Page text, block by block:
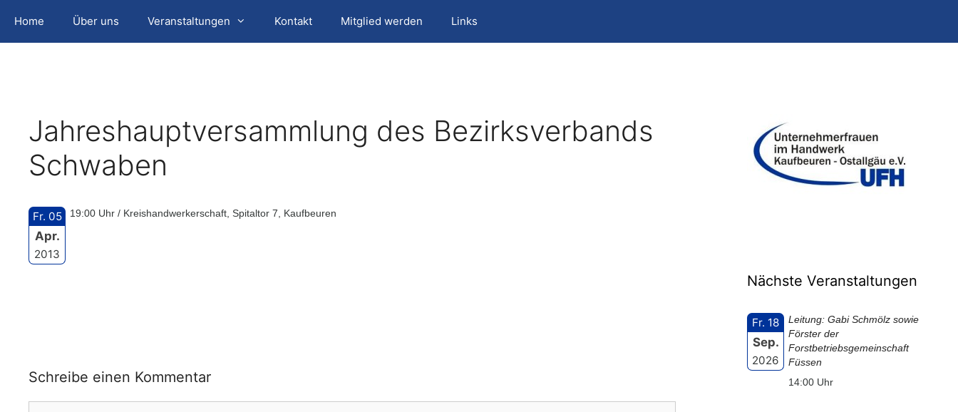
Inhalt
springen
Home Über uns Veranstaltungen Kontakt Mitglied werden Links
Jahreshauptversammlung des Bezirksverbands
Schwaben
Fr. 05
Apr.
2013
19:00 Uhr / Kreishandwerkerschaft, Spitaltor 7, Kaufbeuren
Schreibe einen Kommentar
Nächste Veranstaltungen
Fr. 18
Sep.
2026
Leitung: Gabi Schmölz sowie
Förster der
Forstbetriebsgemeinschaft
Füssen
14:00 Uhr